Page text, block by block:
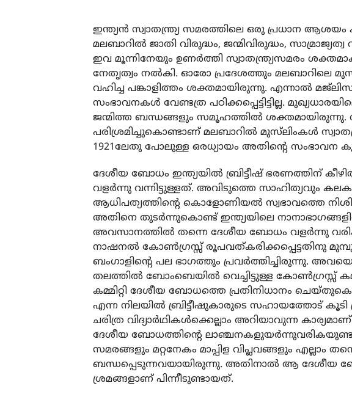
ഇന്ത്യൻ സ്വാതന്ത്ര്യ സമരത്തിലെ ഒരു പ്രധാന
മലബാറിൽ ജാതി വിരുദ്ധം, ജന്മിവിരുദ്ധം,
ഇവ മൂന്നിനേയും ഉണർത്തി സ്വാതന്ത്ര്യസമരം
നേതൃത്വം നൽകി. ഓരോ പ്രദേശത്തും മലബാറിലെ
വഹിച്ച പങ്കാളിത്തം ശക്തമായിരുന്നു. എന്നാൽ
സംഭാവനകൾ വേണ്ടത്ര പഠിക്കപ്പെട്ടിട്ടില്ല.
ജന്മിത്ത ബന്ധങ്ങളും സമൂഹത്തിൽ ശക്തമായിരുന്നു.
പരിശ്രമിച്ചുകൊണ്ടാണ് മലബാറിൽ മുസ്‌ലിംകൾ
1921ലേതു പോലുള്ള ഒരധ്യായം അതിന്റെ സംഭാവന
ദേശീയ ബോധം ഇന്ത്യയിൽ ബ്രിട്ടീഷ് ഭരണത്തിന്
വളർന്നു വന്നിട്ടുള്ളത്. അവിടുത്തെ സാഹിത്യവും
ആധിപത്യത്തിന്റെ കൊളോണിയൽ സ്വഭാവത്തെ
അതിനെ തുടർന്നുകൊണ്ട് ഇന്ത്യയിലെ
അവസാനത്തിൽ തന്നെ ദേശീയ ബോധം വളർന്നു
നാഷനൽ കോൺഗ്രസ്സ് രൂപവത്കരിക്കപ്പെട്ടതിനു
ബംഗാളിന്റെ പല ഭാഗത്തും പ്രവർത്തിച്ചിരുന്നു.
തലത്തിൽ ബോംബെയിൽ വെച്ചിട്ടുള്ള കോൺഗ്രസ്സ്
കമ്മിറ്റി ദേശീയ ബോധത്തെ പ്രതിനിധാനം
എന്ന നിലയിൽ ബ്രിട്ടീഷുകാരുടെ സഹായത്തോട്
ചരിത്ര വിദ്യാർഥികൾക്കെല്ലാം അറിയാവുന്ന
ദേശീയ ബോധത്തിന്റെ
സമരങ്ങളും മറ്റനേകം മാപ്പിള വിപ്ലവങ്ങളും എല്ലാം
ബന്ധപ്പെടുന്നവയായിരുന്നു. അതിനാൽ ആ ദേശീയ
ശ്രമങ്ങളാണ് പിന്നീടുണ്ടായത്.